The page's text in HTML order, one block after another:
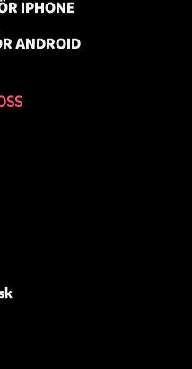
IPHONE
ANDROID